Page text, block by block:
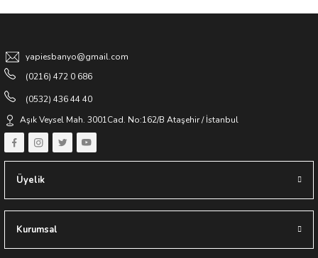
yapiesbanyo@gmail.com
(0216) 472 0 686
(0532) 436 44 40
Aşık Veysel Mah. 3001Cad. No:162/B Ataşehir / İstanbul
Üyelik
Kurumsal